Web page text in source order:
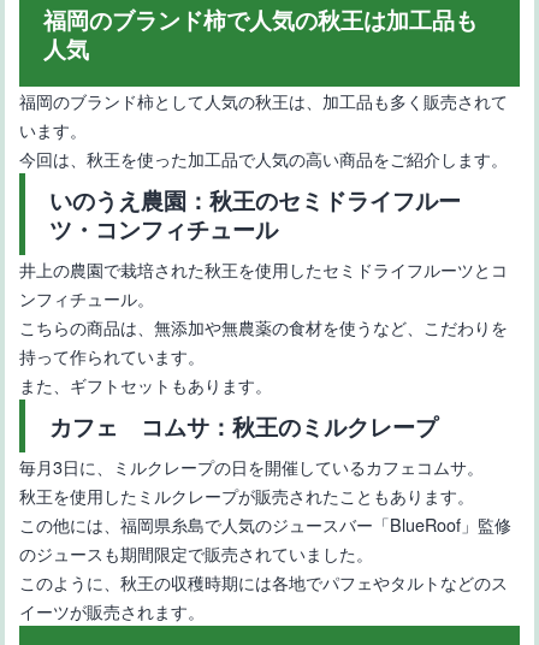
福岡のブランド柿で人気の秋王は加工品も
人気
福岡のブランド柿として人気の秋王は、加工品も多く販売されて
います。
今回は、秋王を使った加工品で人気の高い商品をご紹介します。
いのうえ農園：秋王のセミドライフルー
ツ・コンフィチュール
井上の農園で栽培された秋王を使用したセミドライフルーツとコ
ンフィチュール。
こちらの商品は、無添加や無農薬の食材を使うなど、こだわりを
持って作られています。
また、ギフトセットもあります。
カフェ コムサ：秋王のミルクレープ
毎月3日に、ミルクレープの日を開催しているカフェコムサ。
秋王を使用したミルクレープが販売されたこともあります。
この他には、福岡県糸島で人気のジュースバー「BlueRoof」監修
のジュースも期間限定で販売されていました。
このように、秋王の収穫時期には各地でパフェやタルトなどのス
イーツが販売されます。